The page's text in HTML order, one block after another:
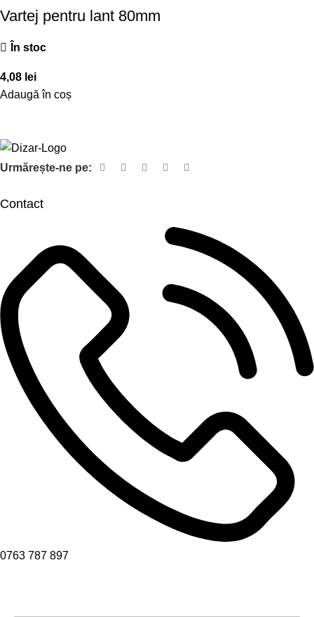
Vartej pentru lant 80mm
În stoc
4,08 lei
Adaugă în coș
Urmărește-ne pe:
Contact
0763 787 897